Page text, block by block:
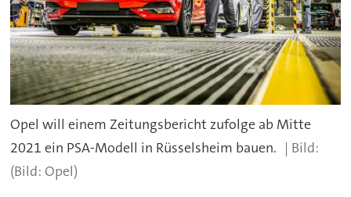
Opel will einem Zeitungsbericht zufolge ab Mitte
2021 ein PSA-Modell in Rüsselsheim bauen.
(Bild: Opel)